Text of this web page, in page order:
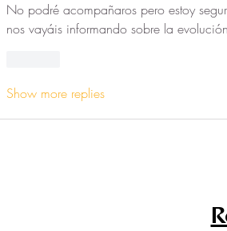
No podré acompañaros pero estoy
nos vayáis informando sobre la
Show more replies